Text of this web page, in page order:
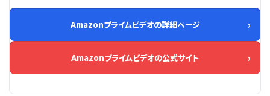
Amazonプライムビデオの詳細ページ
Amazonプライムビデオの公式サイト